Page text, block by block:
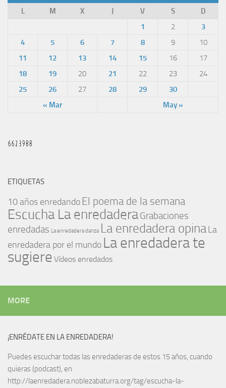
L
M X J V S D
« Mar May »
1 2
3
4
5 6 7 8 9
10
11
12 13 14 15 16
17
18
19 20 21 22 23
24
25
26 27 28 29 30
ETIQUETAS
10 años enredando El poema de la semana
Escucha La enredaderaGrabaciones
enredadas La enredadera danza La enredadera opina La
enredadera por el mundo La enredadera te
sugiere Vídeos enredados
MORE
¡ENRÉDATE EN LA ENREDADERA!
Puedes escuchar todas las enredaderas de estos 15 años, cuando
quieras (podcast), en
http://laenredadera.noblezabaturra.org/tag/escucha-la-